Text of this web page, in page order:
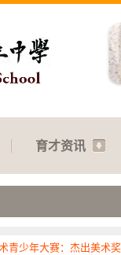
育才资讯
青少年大赛：杰出美术